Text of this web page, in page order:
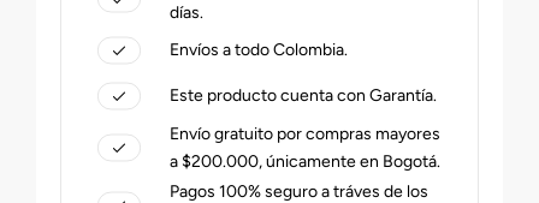
días.
Envíos a todo Colombia.
Este producto cuenta con Garantía.
Envío gratuito por compras mayores
a $200.000, únicamente en Bogotá.
Pagos 100% seguro a tráves de los